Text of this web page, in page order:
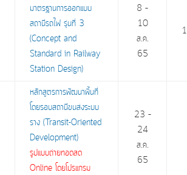
มาตรฐานการออกแบบ
สถานีรถไฟ รุ่นที่ 3
(Concept and
Standard in Railway
Station Design)
8 –
10
ส.ค.
65
หลักสูตรการพัฒนาพื้นที่
โดยรอบสถานีขนส่งระบบ
ราง (Transit-Oriented
Development)
รูปแบบถ่ายทอดสด
Online โดยโปรแกรม
23 –
24
ส.ค.
65